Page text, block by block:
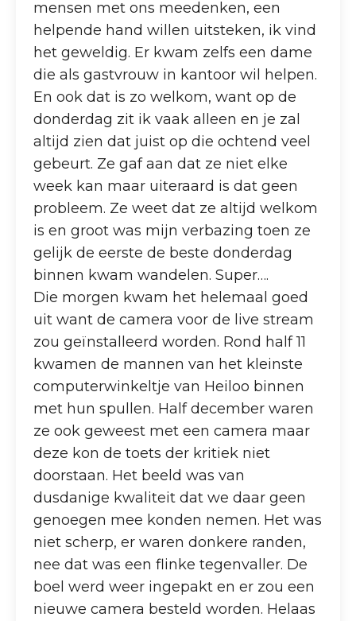
mensen met ons meedenken, een
helpende hand willen uitsteken, ik vind
het geweldig. Er kwam zelfs een dame
die als gastvrouw in kantoor wil helpen.
En ook dat is zo welkom, want op de
donderdag zit ik vaak alleen en je zal
altijd zien dat juist op die ochtend veel
gebeurt. Ze gaf aan dat ze niet elke
week kan maar uiteraard is dat geen
probleem. Ze weet dat ze altijd welkom
is en groot was mijn verbazing toen ze
gelijk de eerste de beste donderdag
binnen kwam wandelen. Super….
Die morgen kwam het helemaal goed
uit want de camera voor de live stream
zou geïnstalleerd worden. Rond half 11
kwamen de mannen van het kleinste
computerwinkeltje van Heiloo binnen
met hun spullen. Half december waren
ze ook geweest met een camera maar
deze kon de toets der kritiek niet
doorstaan. Het beeld was van
dusdanige kwaliteit dat we daar geen
genoegen mee konden nemen. Het was
niet scherp, er waren donkere randen,
nee dat was een flinke tegenvaller. De
boel werd weer ingepakt en er zou een
nieuwe camera besteld worden. Helaas